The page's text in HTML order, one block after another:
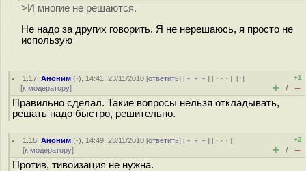
>И многие не решаются.
Не надо за других говорить. Я не нерешаюсь, я просто не
использую
1.17 ,Аноним (-), 14:41, 23/11/2010 [ответить] [ ﹢﹢﹢] [ · · ·][↑]
[к модератору]
+1
+ / –
Правильно сделал. Такие вопросы нельзя откладывать,
решать надо быстро, решительно.
1.18 ,Аноним (-), 14:49, 23/11/2010 [ответить] [ ﹢﹢﹢] [ · · ·]
[к модератору]
+2
+ / –
Против, тивоизация не нужна.